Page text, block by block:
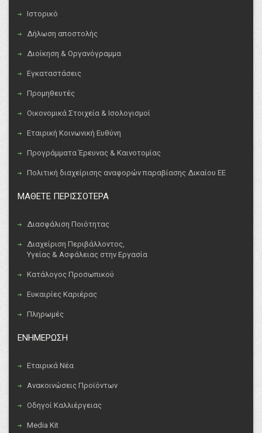
Ιστορικό
Δήλωση αποστολής
Διοίκηση & Οργανόγραμμα
Εγκαταστάσεις
Προμηθευτές
Οικονομικά Στοιχεία & Ισολογισμοί
Εταιρική Κοινωνική Ευθύνη
Προγράμματα Έρευνας & Καινοτομίας
Πολιτική διαχείρισης αναφορών παραβίασης Δικαίου ΕΕ
ΜΑΘΕΤΕ ΠΕΡΙΣΣΟΤΕΡΑ
Διασφάλιση Ποιότητας
Διαχείριση Περιβάλλοντος,
Υγείας & Ασφάλειας στην Εργασία
Κατάλογος Προσωπικού
Ευκαιρίες Καριέρας
Πληρωμές
ΕΝΗΜΕΡΩΣΗ
Εταιρικά Νέα
Ανακοινώσεις Προϊόντων
Οδηγοί Καλλιέργειας
Media Kit